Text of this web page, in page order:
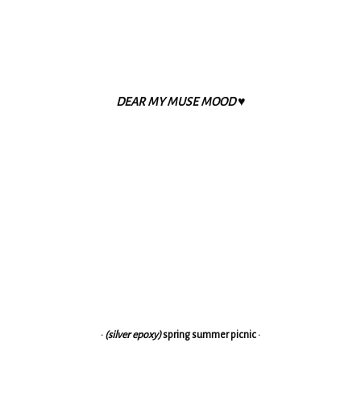
DEAR MY MUSE MOOD ♥
· (silver epoxy)spring summer picnic ·